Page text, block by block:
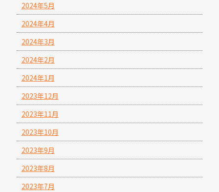
2024年5月
2024年4月
2024年3月
2024年2月
2024年1月
2023年12月
2023年11月
2023年10月
2023年9月
2023年8月
2023年7月